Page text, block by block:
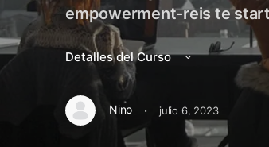
empowerment-reis te
Detalles del Curso
Nino · julio 6, 2023